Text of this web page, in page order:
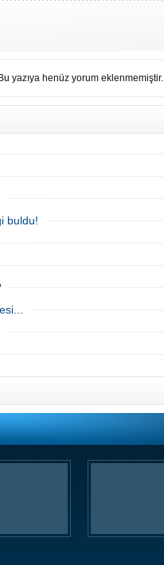
Bu yazıya henüz yorum eklenmemiştir.
buldu!